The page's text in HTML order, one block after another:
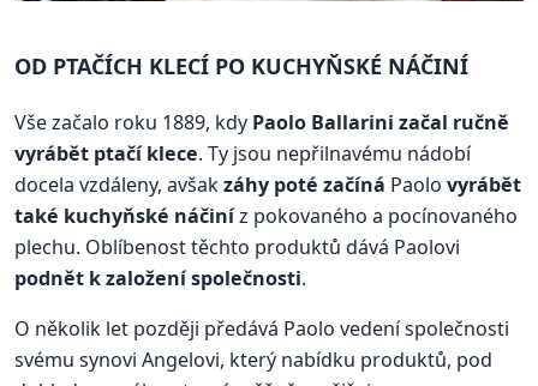
OD PTAČÍCH KLECÍ PO KUCHYŇSKÉ NÁČINÍ
Vše začalo roku 1889, kdy Paolo Ballarini začal ručně
vyrábět ptačí klece. Ty jsou nepřilnavému nádobí
docela vzdáleny, avšakzáhy poté začíná Paolo vyrábět
také kuchyňské náčiníz pokovaného a pocínovaného
plechu. Oblíbenost těchto produktů dává Paolovi
podnět k založení společnosti.
O několik let později předává Paolo vedení společnosti
svému synovi Angelovi, který nabídku produktů, pod